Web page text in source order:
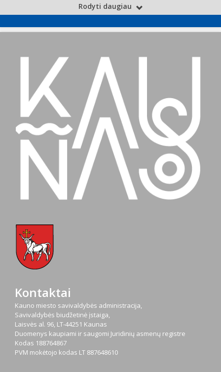
Rodyti daugiau
Kontaktai
Kauno miesto savivaldybės administracija,
Savivaldybės biudžetinė įstaiga,
Laisvės al. 96, LT-44251 Kaunas
Duomenys kaupiami ir saugomi Juridinių asmenų registre
Kodas 188764867
PVM mokėtojo kodas LT 887648610